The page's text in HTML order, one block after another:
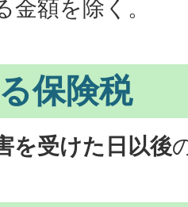
額を除く。
保険税
を受けた日以後